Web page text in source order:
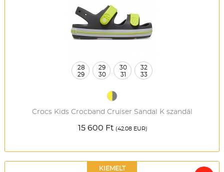
Crocs Kids Crocband Cruiser Sandal K szandál
15 600 Ft (42.08 EUR)
28
29
29
30
30
31
32
33
KIEMELT